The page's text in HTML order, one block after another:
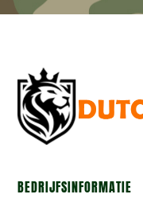
BEDRIJFSINFORMATIE